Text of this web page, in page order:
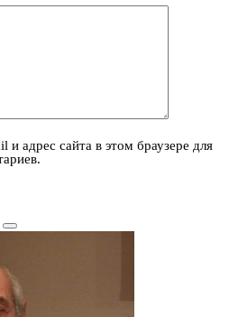
адрес сайта в этом браузере для